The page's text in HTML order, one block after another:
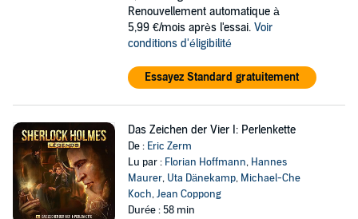
Renouvellement automatique à
5,99 €/mois après l'essai. Voir
conditions d'éligibilité
Essayez Standard gratuitement
Das Zeichen der Vier I: Perlenkette
De : Eric Zerm
Lu par : Florian Hoffmann, Hannes
Maurer, Uta Dänekamp, Michael-Che
Koch,Jean Coppong
Durée : 58 min